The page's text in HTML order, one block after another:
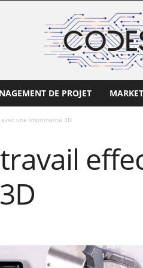
DE PROJET
une imprimante 3D